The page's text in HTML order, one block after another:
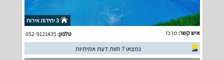
3 יחידות אירוח
איש קשר:מרכז טלפון:052-9121435
נמצאו 7 חוות דעת אמיתיות